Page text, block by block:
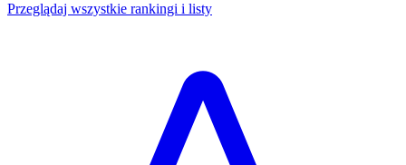
Przeglądaj wszystkie rankingi i listy